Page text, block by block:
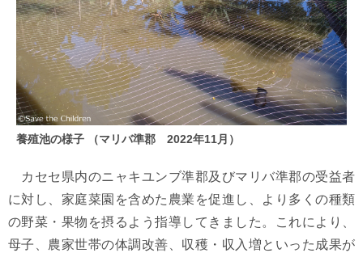
養殖池の様子 （マリバ準郡 2022年11月）
カセセ県内のニャキユンブ準郡及びマリバ準郡の受益者
に対し、家庭菜園を含めた農業を促進し、より多くの種類
の野菜・果物を摂るよう指導してきました。これにより、
母子、農家世帯の体調改善、収穫・収入増といった成果が